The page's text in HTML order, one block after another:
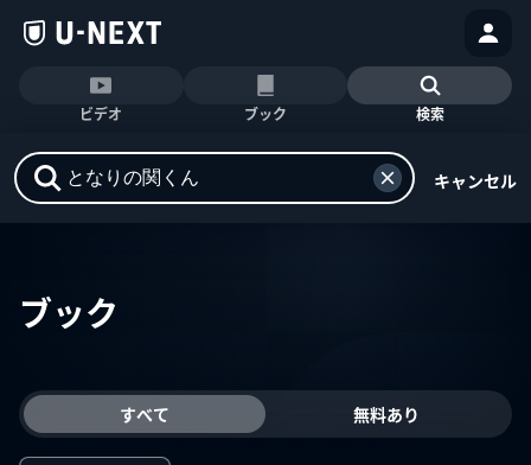
ビデオ ブック 検索
キャンセル
ブック
すべて 無料あり